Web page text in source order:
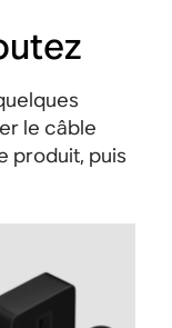
le câble
produit, puis